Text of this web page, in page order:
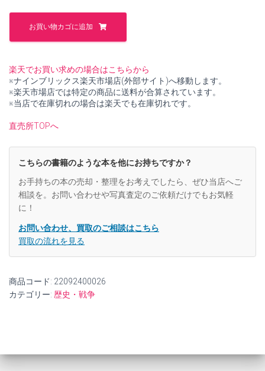
オ
ジ
歴
史
(「食」
の
書
【中
古】
お買い物カゴに追加
楽天でお買い求めの場合はこちらから
※ナインブリックス楽天市場店(外部サイト)へ移動します。
※楽天市場店では特定の商品に送料が合算されています。
※当店で在庫切れの場合は楽天でも在庫切れです。
直売所TOPへ
こちらの書籍のような本を他にお持ちですか？
お手持ちの本の売却・整理をお考えでしたら、ぜひ当店へご
相談を。お問い合わせや写真査定のご依頼だけでもお気軽
に！
お問い合わせ、買取のご相談はこちら
買取の流れを見る
商品コード: 22092400026
カテゴリー: 歴史・戦争